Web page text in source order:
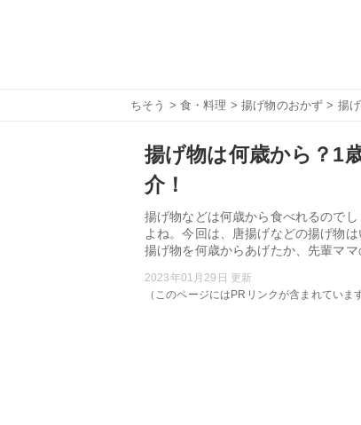
ちそう > 食・料理 >揚げ物のおかず > 揚
揚げ物は何歳から？1
介！
揚げ物などは何歳から食べれるので
よね。今回は、唐揚げなどの揚げ物
揚げ物を何歳からあげたか、先輩マ
2023年01月29日 更新
（このページにはPRリンクが含まれていま